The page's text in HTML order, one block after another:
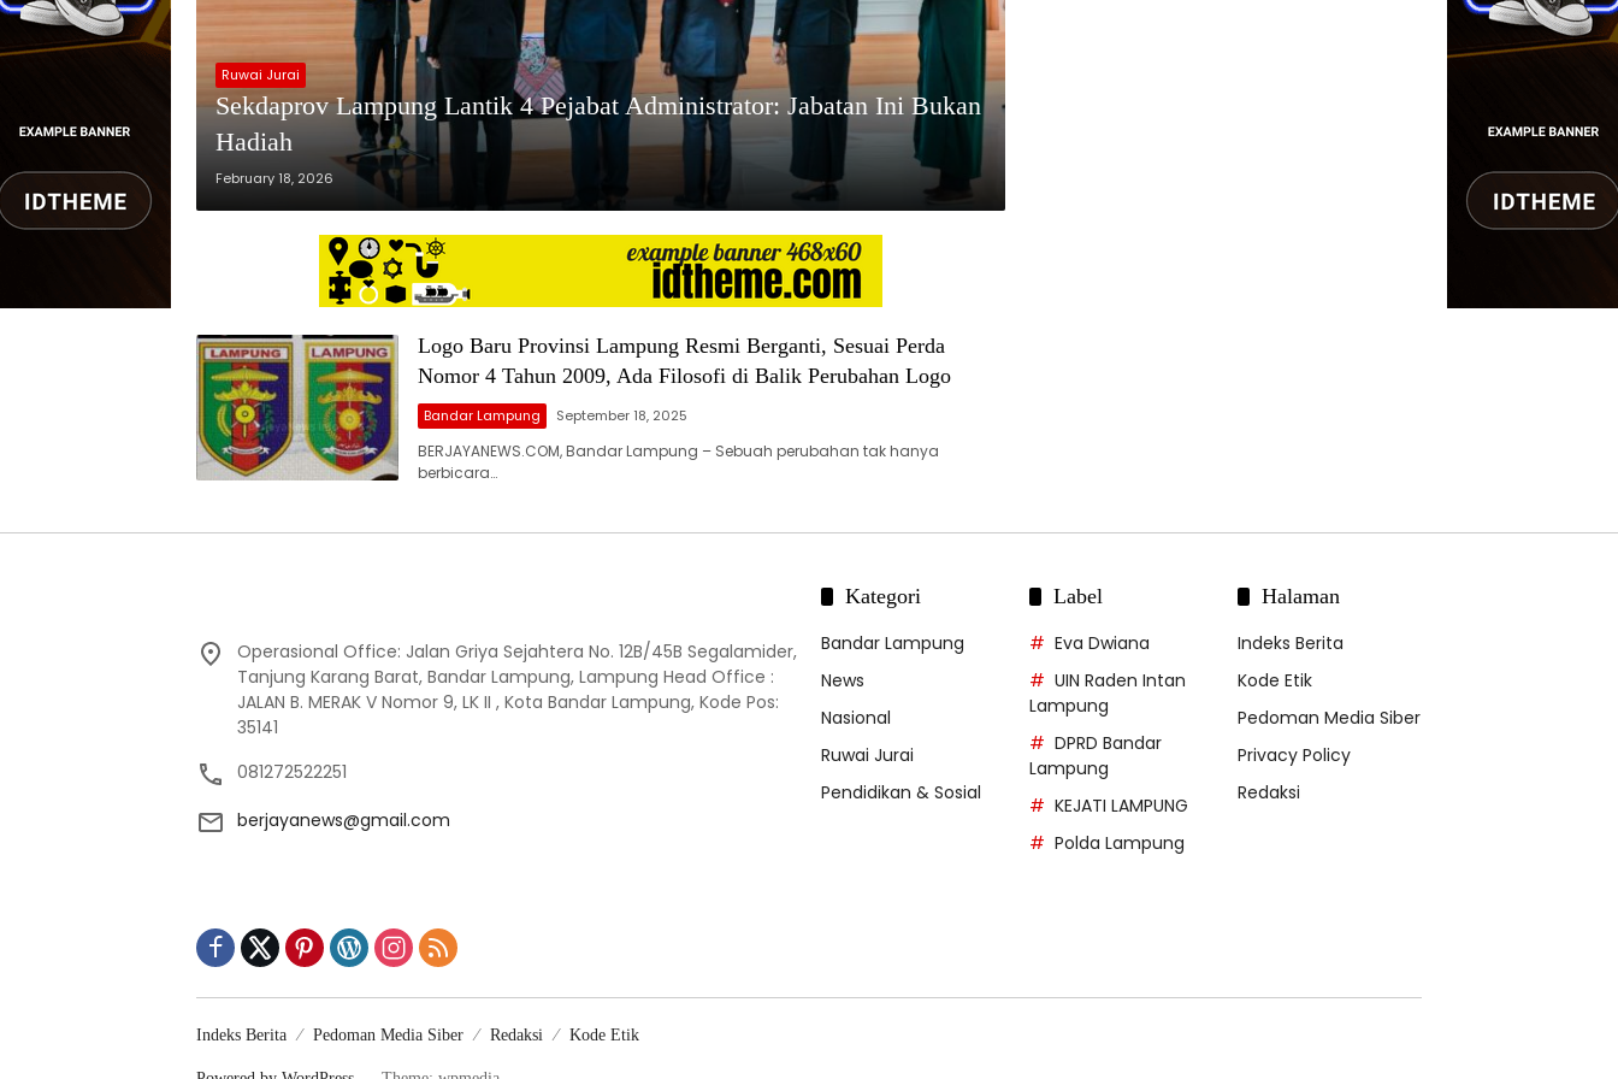
Ruwai Jurai
Sekdaprov Lampung Lantik 4 Pejabat Administrator: Jabatan Ini Bukan
Hadiah
February 18, 2026
Logo Baru Provinsi Lampung Resmi Berganti, Sesuai Perda
Nomor 4 Tahun 2009, Ada Filosofi di Balik Perubahan Logo
Bandar Lampung September 18, 2025
BERJAYANEWS.COM, Bandar Lampung – Sebuah perubahan tak hanya
berbicara…
Operasional Office: Jalan Griya Sejahtera No. 12B/45B Segalamider,
Tanjung Karang Barat, Bandar Lampung, Lampung Head Office :
JALAN B. MERAK V Nomor 9, LK II , Kota Bandar Lampung, Kode Pos:
35141
081272522251
berjayanews@gmail.com
Kategori
Bandar Lampung
News
Nasional
Ruwai Jurai
Pendidikan & Sosial
Label
Eva Dwiana
UIN Raden Intan
Lampung
DPRD Bandar
Lampung
KEJATI LAMPUNG
Polda Lampung
Halaman
Indeks Berita
Kode Etik
Pedoman Media Siber
Privacy Policy
Redaksi
Indeks Berita Pedoman Media Siber Redaksi Kode Etik